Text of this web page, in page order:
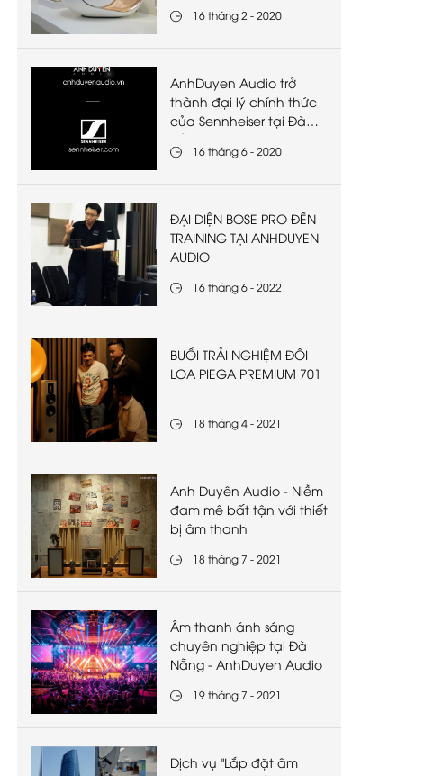
16 tháng 2 - 2020
AnhDuyen Audio trở
thành đại lý chính thức
của Sennheiser tại Đà
16 tháng 6 - 2020
ĐẠI DIỆN BOSE PRO ĐẾN
TRAINING TẠI ANHDUYEN
AUDIO
16 tháng 6 - 2022
BUỔI TRẢI NGHIỆM ĐÔI
LOA PIEGA PREMIUM 701
18 tháng 4 - 2021
Anh Duyên Audio - Niềm
đam mê bất tận với thiết
bị âm thanh
18 tháng 7 - 2021
Âm thanh ánh sáng
chuyên nghiệp tại Đà
Nẵng - AnhDuyen Audio
19 tháng 7 - 2021
Dịch vụ "Lắp đặt âm